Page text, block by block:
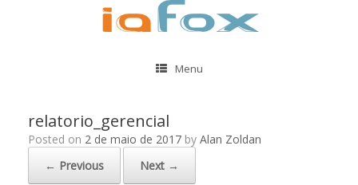
Menu
relatorio_gerencial
Posted on 2 de maio de 2017 by Alan Zoldan
← Previous
Next →